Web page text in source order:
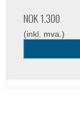
NOK 1.300
(inkl. mva.)